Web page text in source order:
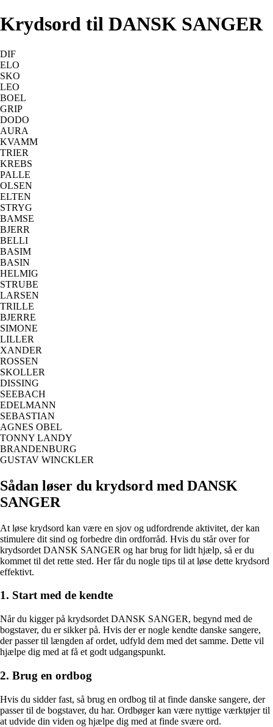
Krydsord til DANSK SANGER
DIF
ELO
SKO
LEO
BOEL
GRIP
DODO
AURA
KVAMM
TRIER
KREBS
PALLE
OLSEN
ELTEN
STRYG
BAMSE
BJERR
BELLI
BASIM
BASIN
HELMIG
STRUBE
LARSEN
TRILLE
BJERRE
SIMONE
LILLER
XANDER
ROSSEN
SKOLLER
DISSING
SEEBACH
EDELMANN
SEBASTIAN
AGNES OBEL
TONNY LANDY
BRANDENBURG
GUSTAV WINCKLER
Sådan løser du krydsord med DANSK
SANGER
At løse krydsord kan være en sjov og udfordrende aktivitet, der kan
stimulere dit sind og forbedre din ordforråd. Hvis du står over for
krydsordet DANSK SANGER og har brug for lidt hjælp, så er du
kommet til det rette sted. Her får du nogle tips til at løse dette krydsord
effektivt.
1. Start med de kendte
Når du kigger på krydsordet DANSK SANGER, begynd med de
bogstaver, du er sikker på. Hvis der er nogle kendte danske sangere,
der passer til længden af ordet, udfyld dem med det samme. Dette vil
hjælpe dig med at få et godt udgangspunkt.
2. Brug en ordbog
Hvis du sidder fast, så brug en ordbog til at finde danske sangere, der
passer til de bogstaver, du har. Ordbøger kan være nyttige værktøjer til
at udvide din viden og hjælpe dig med at finde svære ord.